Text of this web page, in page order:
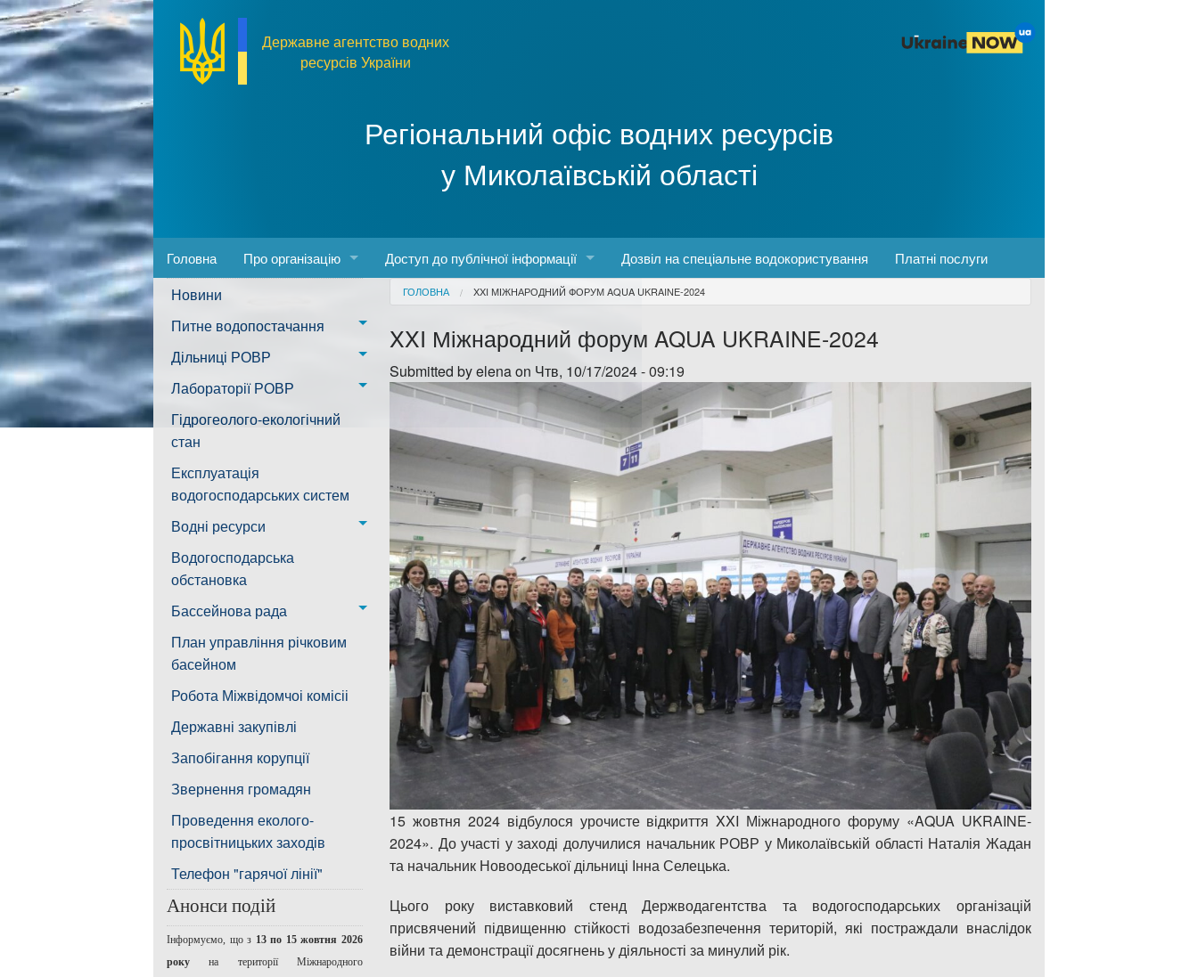
Перейти до основного матеріалу
Регіональний офіс водних ресурсів
у Миколаївській області
Державне агентство водних
ресурсів України
Головна Про організацію
Адреса та розпорядок роботи
Структура
Доступ до публічної інформації
Законодавство про доступ до публічної інформації
Про роботу з інформаційними запитами
Форма та порядок запиту
Дозвіл на спеціальне водокористування Платні послуги
You are here
ГОЛОВНА XXI МІЖНАРОДНИЙ ФОРУМ AQUA UKRAINE-2024
XXI Міжнародний форум AQUA UKRAINE-2024
Submitted byelenaon Чтв, 10/17/2024 - 09:19
15 жовтня 2024 відбулося урочисте відкриття XXI Міжнародного форуму «AQUA UKRAINE-
2024». До участі у заході долучилися начальник РОВР у Миколаївській області Наталія Жадан
та начальник Новоодеської дільниці Інна Селецька.
Цього року виставковий стенд Держводагентства та водогосподарських організацій
присвячений підвищенню стійкості водозабезпечення територій, які постраждали внаслідок
війни та демонстрації досягнень у діяльності за минулий рік.
Новини
Питне водопостачання
м. Миколаїв
Казанківська ТГ
Дільниці РОВР
Новоодеська дільниця –
водогін № 1,2
Воскресенська дільниця –
водогін № 3
Ковалівська дільниця
Новобузька дільниця
Снігурівська дільниця
Дільниця з обслуговування
насосного обладнання та
водоочисних установок
Лабораторії РОВР
Лабораторія моніторингу
вод
Лабораторія питного
водопостачання
Гідрогеолого-екологічний
стан
Експлуатація
водогосподарських систем
Водні ресурси
Режими роботи водних
об’єктів
Водогосподарська
обстановка
Бассейнова рада
Басейнова рада
Південного Бугу
Басейнова рада нижнього
Дніпра
Басейнова рада річок
Причорномор'я
План управління річковим
басейном
Робота Міжвідомчоі комісіі
Державні закупівлі
Запобігання корупції
Звернення громадян
Проведення еколого-
просвітницьких заходів
Телефон "гарячої лінії"
Анонси подій
Інформуємо, що з 13 по 15 жовтня 2026
року на території Міжнародного